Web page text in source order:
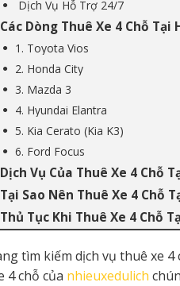
Dịch Vụ Hỗ Trợ 24/7
Các Dòng Thuê Xe 4 Chỗ Tại
1. Toyota Vios
2. Honda City
3. Mazda 3
4. Hyundai Elantra
5. Kia Cerato (Kia K3)
6. Ford Focus
Dịch Vụ Của Thuê Xe 4 Chỗ
Tại Sao Nên Thuê Xe 4 Chỗ
Thủ Tục Khi Thuê Xe 4 Chỗ
tìm kiếm dịch vụ thuê xe
4 chỗ của nhieuxedulich